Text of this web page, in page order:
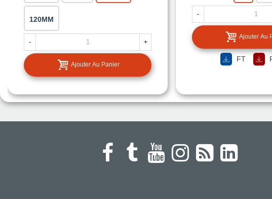
120MM
- +
Ajouter Au Panier
-
Ajouter Au
FT